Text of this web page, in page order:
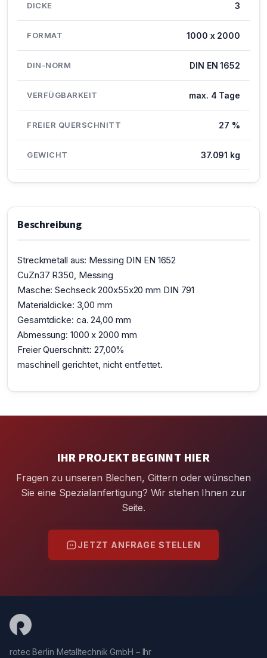
DICKE 3
FORMAT 1000 x 2000
DIN-NORM DIN EN 1652
VERFÜGBARKEIT max. 4 Tage
FREIER QUERSCHNITT 27 %
GEWICHT 37.091 kg
Beschreibung
Streckmetall aus: Messing DIN EN 1652
CuZn37 R350, Messing
Masche: Sechseck 200x55x20 mm DIN 791
Materialdicke: 3,00 mm
Gesamtdicke: ca. 24,00 mm
Abmessung: 1000 x 2000 mm
Freier Querschnitt: 27,00%
maschinell gerichtet, nicht entfettet.
IHR PROJEKT BEGINNT HIER
Fragen zu unseren Blechen, Gittern oder wünschen
Sie eine Spezialanfertigung? Wir stehen Ihnen zur
Seite.
JETZT ANFRAGE STELLEN
rotec Berlin Metalltechnik GmbH – Ihr